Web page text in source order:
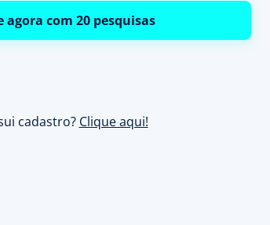
agora com 20 pesquisas
cadastro? Clique aqui!